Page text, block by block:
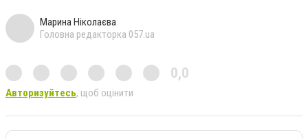
Марина Ніколаєва
Головна редакторка 057.ua
0,0
Авторизуйтесь, щоб оцінити